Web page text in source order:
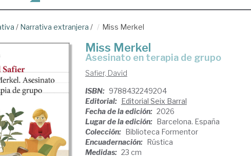
/ Narrativa extranjera / Miss Merkel
Miss Merkel
Asesinato en terapia de grupo
Safier, David
ISBN: 9788432249204
Editorial: Editorial Seix Barral
Fecha de la edición: 2026
Lugar de la edición: Barcelona. España
Colección: Biblioteca Formentor
Encuadernación: Rústica
Medidas: 23 cm